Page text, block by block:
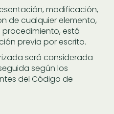
modificación,
de cualquier elemento,
está
previa por escrito.
será considerada
según los
del Código de